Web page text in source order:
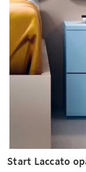
Start Laccato